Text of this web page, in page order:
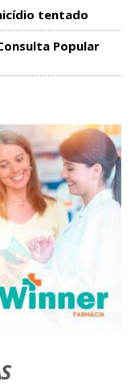
tentado
Popular